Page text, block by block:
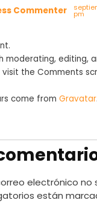
Commenter
pm
moderating, editing,
the Comments
come from Gravatar
electrónico no
están